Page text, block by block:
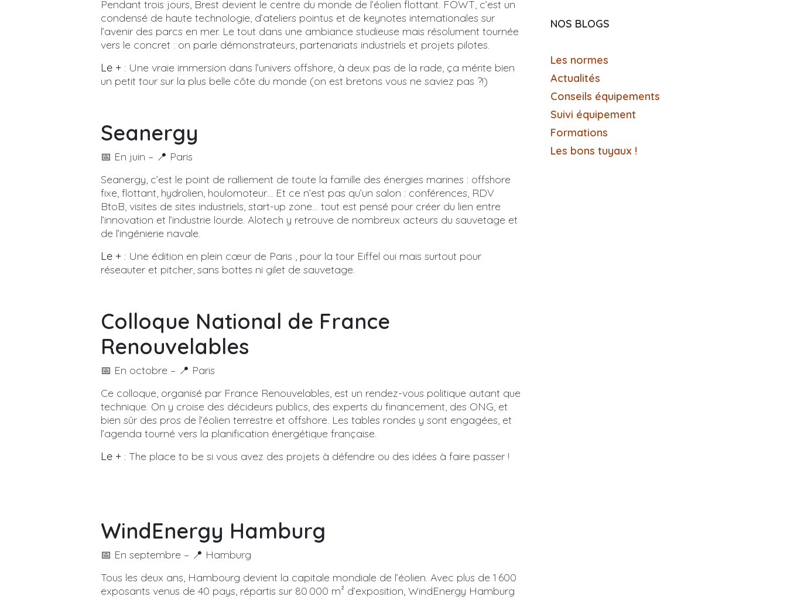
Pendant trois jours, Brest devient le centre du monde de l’éolien flottant. FOWT, c’est un
condensé de haute technologie, d’ateliers pointus et de keynotes internationales sur
l’avenir des parcs en mer. Le tout dans une ambiance studieuse mais résolument tournée
vers le concret : on parle démonstrateurs, partenariats industriels et projets pilotes.
Le + : Une vraie immersion dans l’univers offshore, à deux pas de la rade, ça mérite bien
un petit tour sur la plus belle côte du monde (on est bretons vous ne saviez pas ?!)
Seanergy
📅 En juin – 📍 Paris
Seanergy, c’est le point de ralliement de toute la famille des énergies marines : offshore
fixe, flottant, hydrolien, houlomoteur… Et ce n’est pas qu’un salon : conférences, RDV
BtoB, visites de sites industriels, start-up zone… tout est pensé pour créer du lien entre
l’innovation et l’industrie lourde. Alotech y retrouve de nombreux acteurs du sauvetage et
de l’ingénierie navale.
Le + : Une édition en plein cœur de Paris , pour la tour Eiffel oui mais surtout pour
réseauter et pitcher, sans bottes ni gilet de sauvetage.
Colloque National de France
Renouvelables
📅 En octobre – 📍 Paris
Ce colloque, organisé par France Renouvelables, est un rendez-vous politique autant que
technique. On y croise des décideurs publics, des experts du financement, des ONG, et
bien sûr des pros de l’éolien terrestre et offshore. Les tables rondes y sont engagées, et
l’agenda tourné vers la planification énergétique française.
Le + : The place to be si vous avez des projets à défendre ou des idées à faire passer !
WindEnergy Hamburg
📅 En septembre – 📍 Hamburg
Tous les deux ans, Hambourg devient la capitale mondiale de l’éolien. Avec plus de 1 600
exposants venus de 40 pays, répartis sur 80 000 m² d’exposition, WindEnergy Hamburg
NOS BLOGS
Les normes
Actualités
Conseils équipements
Suivi équipement
Formations
Les bons tuyaux !